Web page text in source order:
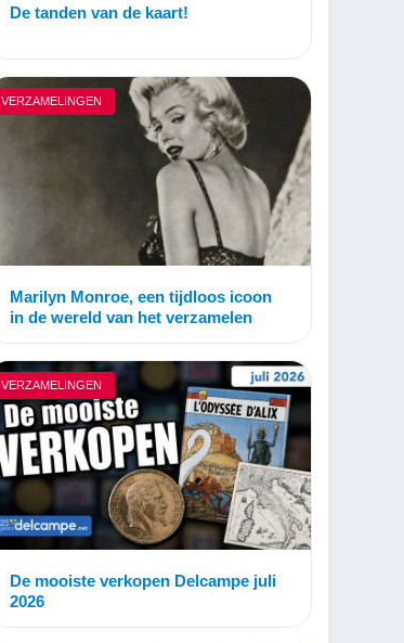
De tanden van de kaart!
VERZAMELINGEN
Marilyn Monroe, een tijdloos icoon
in de wereld van het verzamelen
VERZAMELINGEN
De mooiste verkopen Delcampe juli
2026